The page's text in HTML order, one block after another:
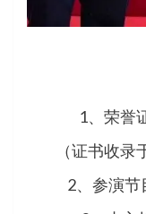
1、荣誉
（证书收录
2、参演节